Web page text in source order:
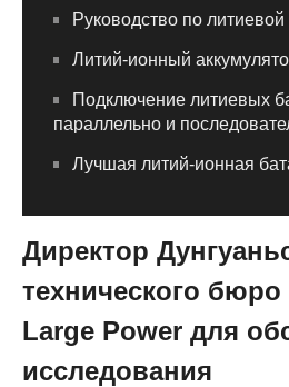
Руководство по
Литий-ионный
Подключение литиевых
параллельно и
Лучшая литий-ионная
Директор
технического бюро
Large Power для
исследования